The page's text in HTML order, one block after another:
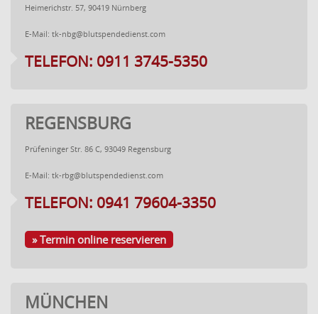
Heimerichstr. 57, 90419 Nürnberg
E-Mail: tk-nbg@blutspendedienst.com
TELEFON: 0911 3745-5350
REGENSBURG
Prüfeninger Str. 86 C, 93049 Regensburg
E-Mail: tk-rbg@blutspendedienst.com
TELEFON: 0941 79604-3350
» Termin online reservieren
MÜNCHEN